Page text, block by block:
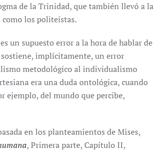
de la Trinidad, que también llevó a la
como los politeístas.
un supuesto error a la hora de hablar de
implícitamente, un error
metodológico al individualismo
era una duda ontológica, cuando
ejemplo, del mundo que percibe,
en los planteamientos de Mises,
, Primera parte, Capítulo II,